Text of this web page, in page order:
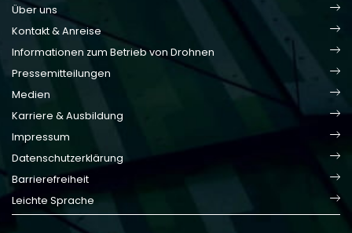
Über uns
Kontakt & Anreise
Informationen zum Betrieb von Drohnen
Pressemitteilungen
Medien
Karriere & Ausbildung
Impressum
Datenschutzerklärung
Barrierefreiheit
Leichte Sprache